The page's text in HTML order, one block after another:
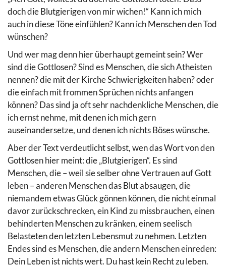
doch die Blutgierigen von mir wichen!“ Kann ich mich
auch in diese Töne einfühlen? Kann ich Menschen den Tod
wünschen?
Und wer mag denn hier überhaupt gemeint sein? Wer
sind die Gottlosen? Sind es Menschen, die sich Atheisten
nennen? die mit der Kirche Schwierigkeiten haben? oder
die einfach mit frommen Sprüchen nichts anfangen
können? Das sind ja oft sehr nachdenkliche Menschen, die
ich ernst nehme, mit denen ich mich gern
auseinandersetze, und denen ich nichts Böses wünsche.
Aber der Text verdeutlicht selbst, wen das Wort von den
Gottlosen hier meint: die „Blutgierigen“. Es sind
Menschen, die – weil sie selber ohne Vertrauen auf Gott
leben – anderen Menschen das Blut absaugen, die
niemandem etwas Glück gönnen können, die nicht einmal
davor zurückschrecken, ein Kind zu missbrauchen, einen
behinderten Menschen zu kränken, einem seelisch
Belasteten den letzten Lebensmut zu nehmen. Letzten
Endes sind es Menschen, die andern Menschen einreden:
Dein Leben ist nichts wert. Du hast kein Recht zu leben.